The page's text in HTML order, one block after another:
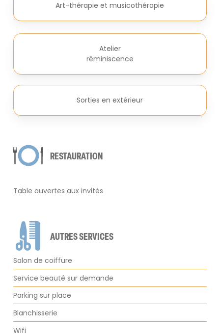
Art-thérapie et musicothérapie
Atelier
réminiscence
Sorties en extérieur
RESTAURATION
Table ouvertes aux invités
AUTRES SERVICES
Salon de coiffure
Service beauté sur demande
Parking sur place
Blanchisserie
Wifi